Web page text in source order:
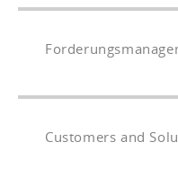
Customers and